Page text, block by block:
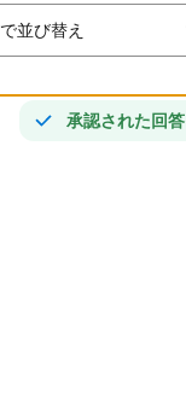
並び替え
承認された回答